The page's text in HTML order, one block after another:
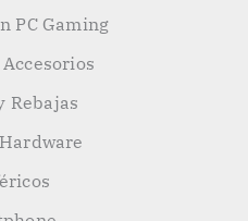
PC Gaming
Rebajas